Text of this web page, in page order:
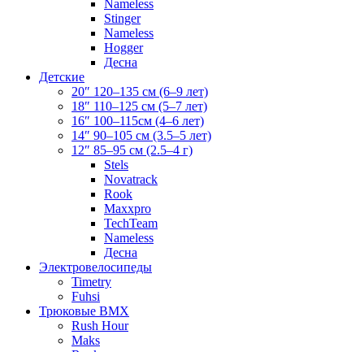
Nameless
Stinger
Nameless
Hogger
Десна
Детские
20″ 120–135 см (6–9 лет)
18″ 110–125 см (5–7 лет)
16″ 100–115см (4–6 лет)
14″ 90–105 см (3.5–5 лет)
12″ 85–95 см (2.5–4 г)
Stels
Novatrack
Rook
Maxxpro
TechTeam
Nameless
Десна
Электровелосипеды
Timetry
Fuhsi
Трюковые BMX
Rush Hour
Maks